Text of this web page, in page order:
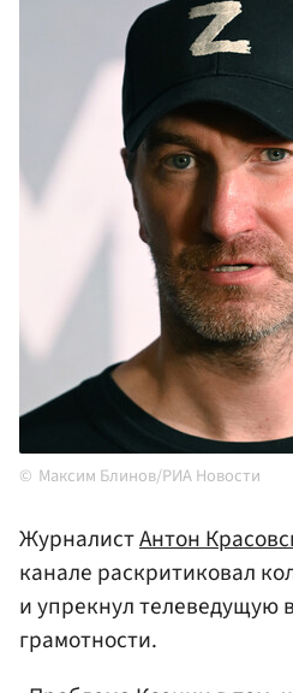
Максим Блинов/РИА Новости
ЖурналистАнтон
канале раскритиковал
и упрекнул телеведущую
грамотности.